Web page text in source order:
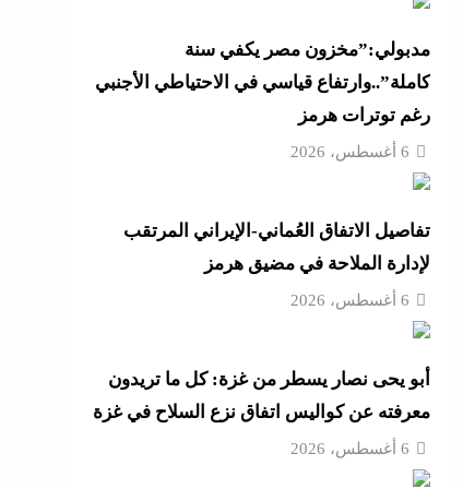
مدبولي:”مخزون مصر يكفي سنة
كاملة”..وارتفاع قياسي في الاحتياطي الأجنبي
رغم توترات هرمز
6 أغسطس، 2026
تفاصيل الاتفاق العُماني-الإيراني المرتقب
لإدارة الملاحة في مضيق هرمز
6 أغسطس، 2026
أبو يحى نصار يسطر من غزة: كل ما تريدون
معرفته عن كواليس اتفاق نزع السلاح في غزة
6 أغسطس، 2026